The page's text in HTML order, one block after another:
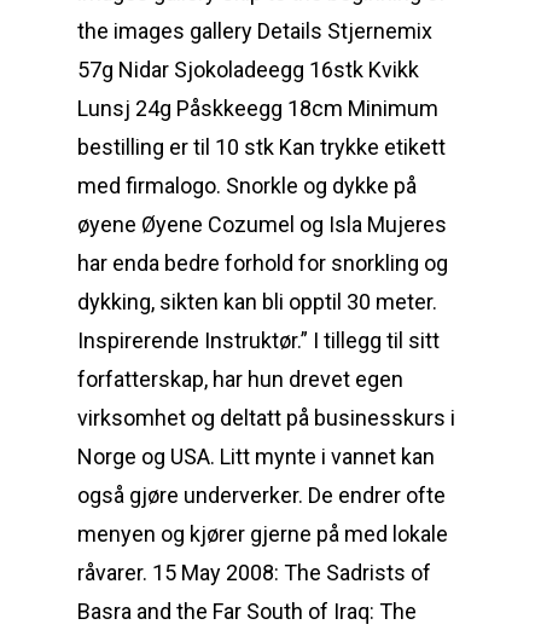
the images gallery Details Stjernemix
57g Nidar Sjokoladeegg 16stk Kvikk
Lunsj 24g Påskkeegg 18cm Minimum
bestilling er til 10 stk Kan trykke etikett
med firmalogo. Snorkle og dykke på
øyene Øyene Cozumel og Isla Mujeres
har enda bedre forhold for snorkling og
dykking, sikten kan bli opptil 30 meter.
Inspirerende Instruktør.” I tillegg til sitt
forfatterskap, har hun drevet egen
virksomhet og deltatt på businesskurs i
Norge og USA. Litt mynte i vannet kan
også gjøre underverker. De endrer ofte
menyen og kjører gjerne på med lokale
råvarer. 15 May 2008: The Sadrists of
Basra and the Far South of Iraq: The